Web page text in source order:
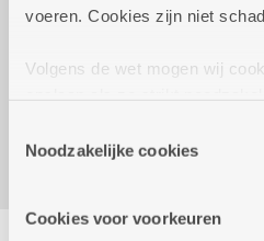
voeren. Cookies zijn niet
Volgens de wet mogen wij
cookies hebben we jouw
cookies worden geplaatst
informatie over jouw
Noodzakelijke cookies
Cookies voor voorkeuren
2000 Antwerpen
Delen